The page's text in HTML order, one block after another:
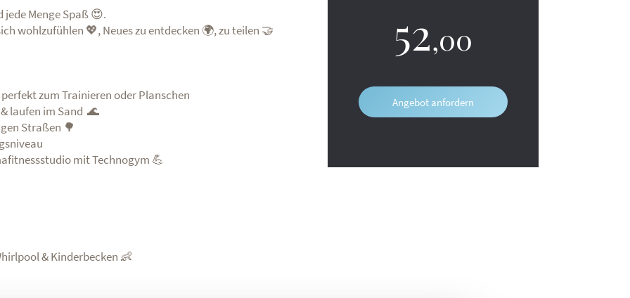
jede Menge Spaß 😍.
wohlzufühlen 💖, Neues zu entdecken 🌍, zu teilen 🤝
zum Trainieren oder Planschen
laufen im Sand 🌊
Straßen 🌳
mit Technogym 💪
& Kinderbecken 👶
52,00
Angebot anfordern